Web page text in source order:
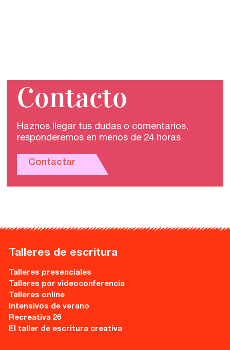
Contacto
Haznos llegar tus dudas o comentarios,
responderemos en menos de 24 horas
Contactar
Talleres de escritura
Talleres presenciales
Talleres por videoconferencia
Talleres online
Intensivos de verano
Recreativa 26
El taller de escritura creativa